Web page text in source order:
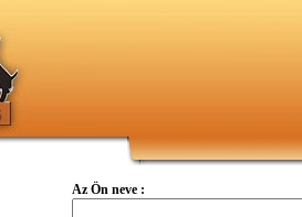
Az Ön neve :